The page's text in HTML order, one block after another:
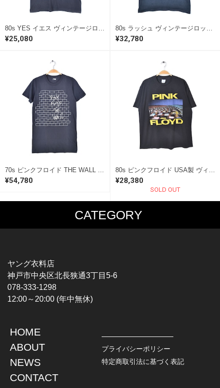
80s YES イエス ヴィンテージロックシャツ 90125 ワールドツアー プログレ ブラック メンズL相当 古着 @AAD1052
¥25,080
80s ラッシュ ヴィンテージロックTシャツ プログレ ブラック ムーヴィングピクチャーズ RUSH Moving Pictures メンズS相当 古着 @AAD1055
¥32,780
70s ピンクフロイド THE WALL ヴィンテージTシャツ ロックT バンドTシャツ サイズM 古着 @AAD1037
¥54,780
80s ピンクフロイド USA製 ヴィンテージTシャツ 黒 バンドT ロックT シングルステッチ メンズXL PINK FLOYD 古着 @AD0003
¥28,380
SOLD OUT
CATEGORY
MUSIC TEE
HARDCORE / PUNK
PROGLESSIVE ROCK
POPS
SOUL / R&B
T-SHIRTS
CHAMPION
TOPS
L / S SHIRT
S / S SHIRT
HAWAIIAN SHIRT
JACKET
DENIM
LEATHER
ヤング衣料店
神戸市中央区北長狭通3丁目5-6
078-333-1298
12:00～20:00 (年中無休)
HOME
ABOUT
NEWS
CONTACT
プライバシーポリシー
特定商取引法に基づく表記